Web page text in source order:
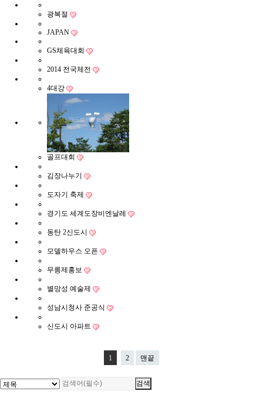
광복절
JAPAN
GS체육대회
2014 전국체전
4대강
골프대회
김장나누기
도자기 축제
경기도 세계도장비엔날레
동탄 2신도시
모델하우스 오픈
무릉제홍보
별망성 예술제
성남시청사 준공식
신도시 아파트
1 2 맨끝